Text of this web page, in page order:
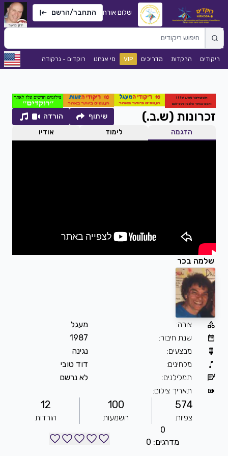
שלום אורח התחבר/הרשם
ריקודים הרקדות מדריכים VIP מי אנחנו רוקדים - נרקודה
זכרונות (ש.ב.) שיתוף
הורדה
הדגמה
לימוד אודיו
שלמה בכר
צורה:
מעגל
שנת חיבור:
1987
מבצעים:
נגינה
מלחינים:
דוד טובי
תמלילנים:
לא נרשם
תאריך צילום:
574
צפיות
100
השמעות
12
הורדות
0
מדרגים: 0